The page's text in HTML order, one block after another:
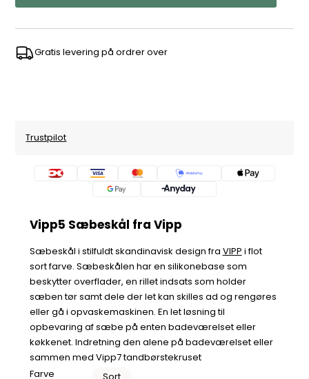
Gratis levering på ordrer over
Trustpilot
Vipp5 Sæbeskål fra Vipp
Sæbeskål i stilfuldt skandinavisk design fra VIPP i flot
sort farve. Sæbeskålen har en silikonebase som
beskytter overflader, en rillet indsats som holder
sæben tør samt dele der let kan skilles ad og rengøres
eller gå i opvaskemaskinen. En let løsning til
opbevaring af sæbe på enten badeværelset eller
køkkenet. Indretning den alene på badeværelset eller
sammen med Vipp7 tandbørstekruset
Farve
Sort